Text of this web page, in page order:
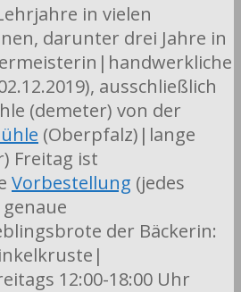
in vielen
darunter drei Jahre in
ausschließlich
(demeter) von der
(Oberpfalz)|lange
Freitag ist
Vorbestellung (jedes
der Bäckerin:
12:00-18:00 Uhr